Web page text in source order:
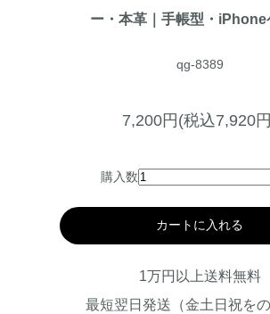
ー・本革｜手帳型・iPhone
qg-8389
7,200円(税込7,920
購入数
カートに入れる
1万円以上送料無料
最短翌日発送（金土日祝をの